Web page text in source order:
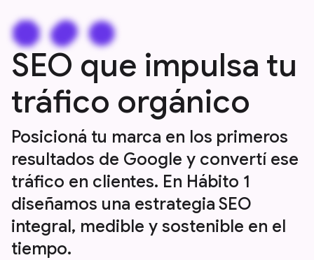
SEO que impulsa tu
tráfico orgánico
Posicioná tu marca en los primeros
resultados de Google y convertí ese
tráfico en clientes. En Hábito 1
diseñamos una estrategia SEO
integral, medible y sostenible en el
tiempo.